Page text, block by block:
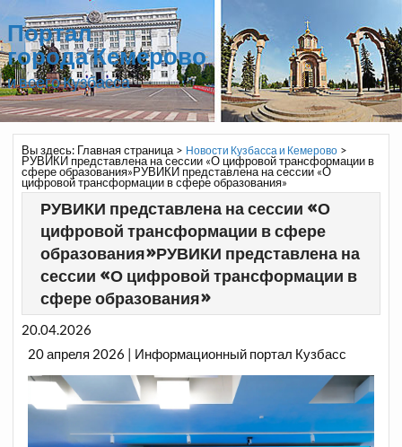
Портал
города Кемерово
и всего Кузбасса
Вы здесь: Главная страница> Новости Кузбасса и Кемерово>
РУВИКИ представлена на сессии «О цифровой трансформации в
сфере образования»РУВИКИ представлена на сессии «О
цифровой трансформации в сфере образования»
РУВИКИ представлена на сессии «О
цифровой трансформации в сфере
образования»РУВИКИ представлена на
сессии «О цифровой трансформации в
сфере образования»
20.04.2026
20 апреля 2026 | Информационный портал Кузбасс